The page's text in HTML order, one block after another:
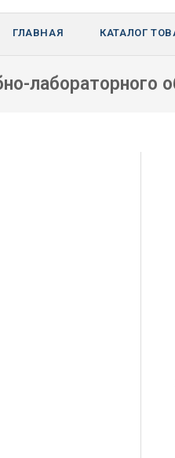
ГЛАВНАЯ КАТАЛОГ
лабораторного